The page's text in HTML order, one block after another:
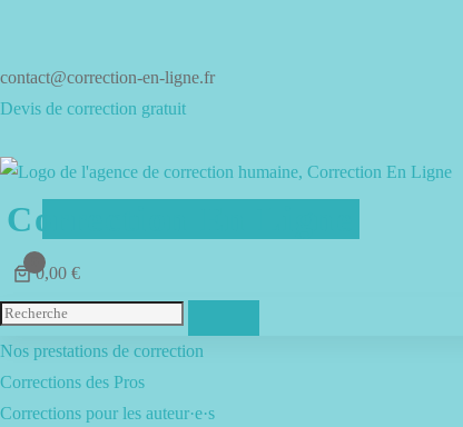
contenu
contact@correction-en-ligne.fr
Devis de correction gratuit
Correction En Ligne
0,00 €
Menu
Nos prestations de correction
Corrections des Pros
Corrections pour les auteur·e·s